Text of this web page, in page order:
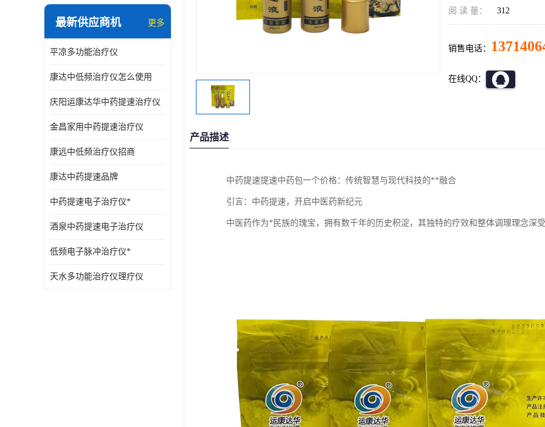
最新供应商机 更多
平凉多功能治疗仪
康达中低频治疗仪怎么使用
庆阳运康达华中药提速治疗仪
金昌家用中药提速治疗仪
康远中低频治疗仪招商
康达中药提速品牌
中药提速电子治疗仪*
酒泉中药提速电子治疗仪
低频电子脉冲治疗仪*
天水多功能治疗仪理疗仪
阅 读 量： 312
销售电话：
在线QQ：
产品描述
中药提速提速中药包一个价格：传统智慧与现代科技的**融合
引言：中药提速，开启中医药新纪元
中医药作为*民族的瑰宝，拥有数千年的历史积淀，其独特的疗效和整体调理理念深